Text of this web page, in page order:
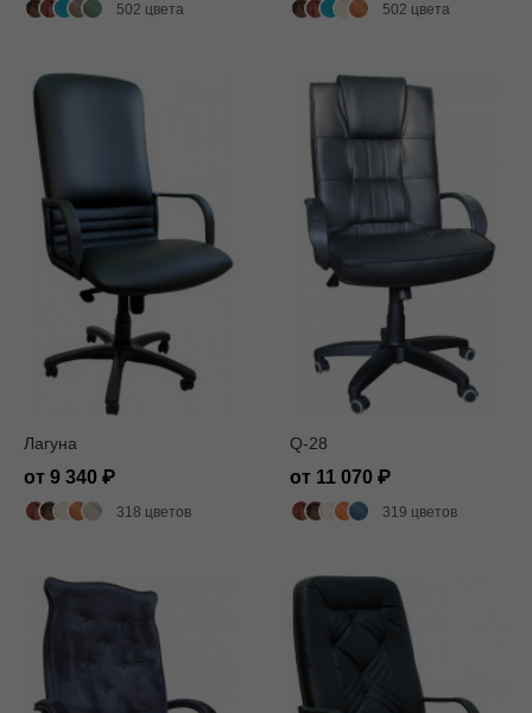
502 цвета 502 цвета
Лагуна
от 9 340
318 цветов
Q-28
от 11 070
319 цветов